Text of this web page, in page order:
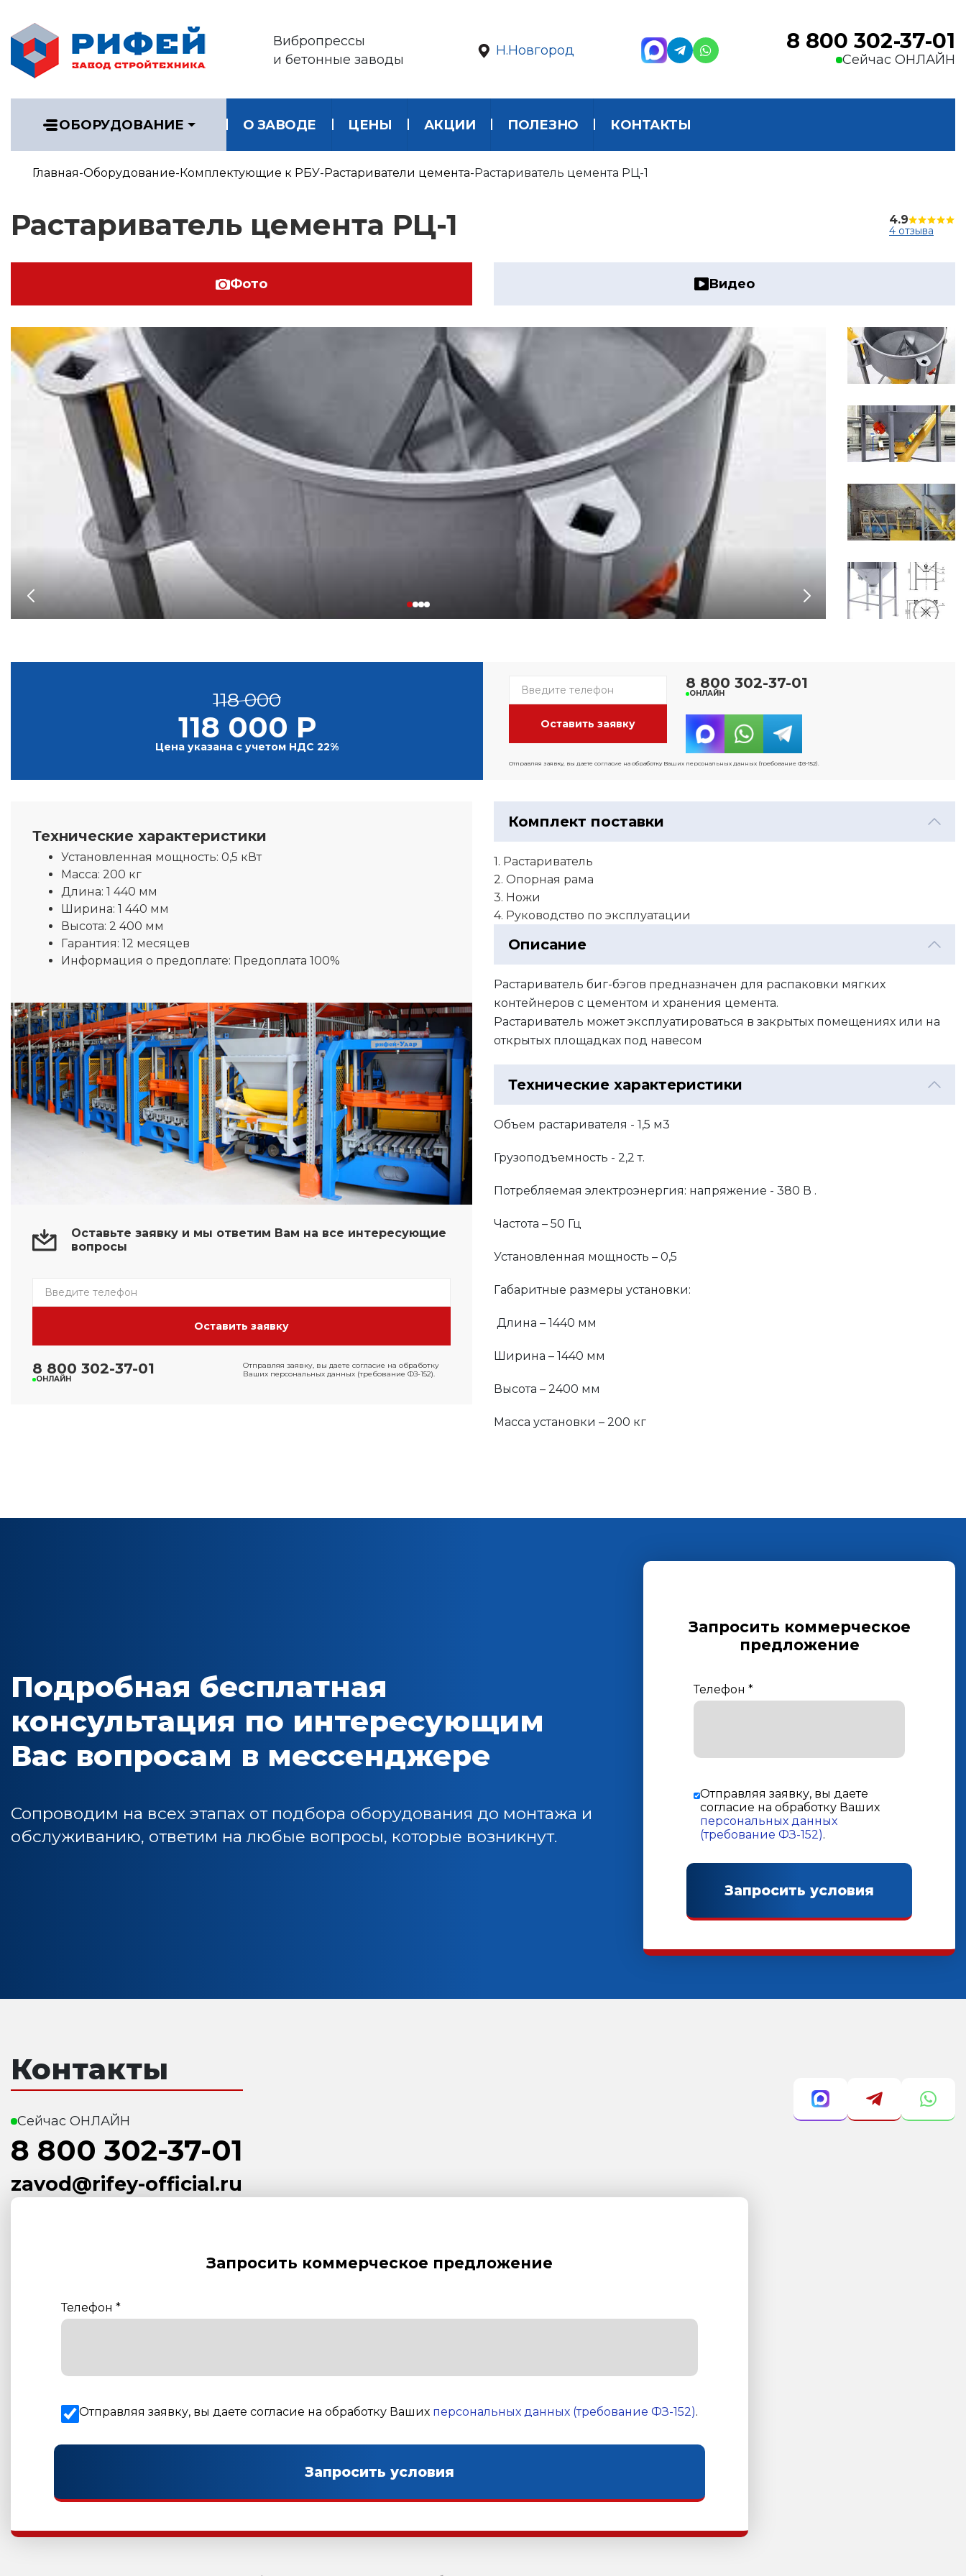
Вибропрессы
и бетонные заводы
Н.Новгород 8 800 302-37-01
Сейчас ОНЛАЙН
ОБОРУДОВАНИЕ О ЗАВОДЕ ЦЕНЫ АКЦИИ ПОЛЕЗНО КОНТАКТЫ
Главная Оборудование Комплектующие к РБУ Растариватели цемента Растариватель цемента РЦ-1
Растариватель цемента РЦ-1 4.9
4 отзыва
Фото Видео
118 000
118 000 Р
Цена указана с учетом НДС 22%
8 800 302-37-01
ОНЛАЙН
Отправляя заявку, вы даете согласие на обработку Ваших персональных данных (требование ФЗ-152).
Технические характеристики
Установленная мощность: 0,5 кВт
Масса: 200 кг
Длина: 1 440 мм
Ширина: 1 440 мм
Высота: 2 400 мм
Гарантия: 12 месяцев
Информация о предоплате: Предоплата 100%
Оставьте заявку и мы ответим Вам на все интересующие
вопросы
8 800 302-37-01
ОНЛАЙН
Отправляя заявку, вы даете согласие на обработку
Ваших персональных данных (требование ФЗ-152).
Комплект поставки
1. Растариватель
2. Опорная рама
3. Ножи
4. Руководство по эксплуатации
Описание
Растариватель биг-бэгов предназначен для распаковки мягких
контейнеров с цементом и хранения цемента.
Растариватель может эксплуатироваться в закрытых помещениях или на
открытых площадках под навесом
Технические характеристики
Объем растаривателя - 1,5 м3
Грузоподъемность - 2,2 т.
Потребляемая электроэнергия: напряжение - 380 В .
Частота – 50 Гц
Установленная мощность – 0,5
Габаритные размеры установки:
Длина – 1440 мм
Ширина – 1440 мм
Высота – 2400 мм
Масса установки – 200 кг
Подробная бесплатная
консультация по интересующим
Вас вопросам в мессенджере
Сопроводим на всех этапах от подбора оборудования до монтажа и
обслуживанию, ответим на любые вопросы, которые возникнут.
Запросить коммерческое
предложение
Телефон*
Отправляя заявку, вы даете
согласие на обработку Ваших
персональных данных
(требование ФЗ-152).
Контакты
Сейчас ОНЛАЙН
8 800 302-37-01
zavod@rifey-official.ru
Запросить коммерческое предложение
Телефон *
Отправляя заявку, вы даете согласие на обработку Ваших персональных данных (требование ФЗ-152).